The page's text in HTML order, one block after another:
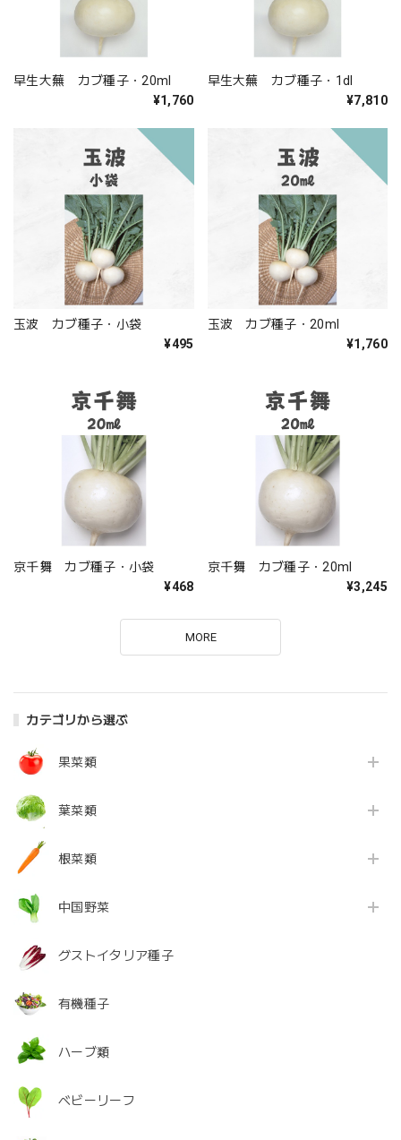
カテゴリから選ぶ
果菜類
葉菜類
根菜類
中国野菜
グストイタリア種子
有機種子
ハーブ類
ベビーリーフ
早生大蕪 カブ種子・20ml
¥1,760
早生大蕪 カブ種子・1dl
¥7,810
玉波 カブ種子・小袋
¥495
玉波 カブ種子・20ml
¥1,760
京千舞 カブ種子・小袋
¥468
京千舞 カブ種子・20ml
¥3,245
MORE